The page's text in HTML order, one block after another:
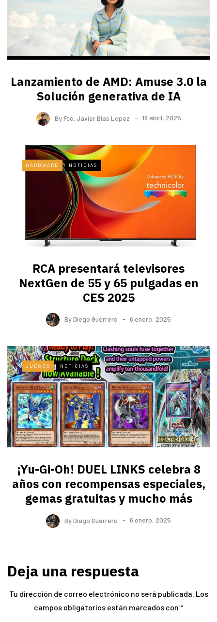
Lanzamiento de AMD: Amuse 3.0 la
Solución generativa de IA
ByFco. Javier Blas Lopez 16 abril, 2025
HARDWARE NOTICIAS
RCA presentará televisores
NextGen de 55 y 65 pulgadas en
CES 2025
ByDiego Guerrero 6 enero, 2025
JUEGOS NOTICIAS
¡Yu-Gi-Oh! DUEL LINKS celebra 8
años con recompensas especiales,
gemas gratuitas y mucho más
ByDiego Guerrero 6 enero, 2025
Deja una respuesta
Tu dirección de correo electrónico no será publicada. Los
campos obligatorios están marcados con *